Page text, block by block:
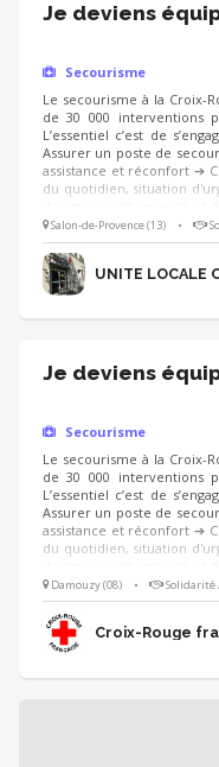
Je deviens
Secourisme
Le secourisme à la Croix-
de 30 000 interventions
L’essentiel c’est de
Assurer un poste de
assistance et réconfort ➔
du quotidien, situation
Salon-de-Provence (13) •
UNITE LOCALE
Je deviens
Secourisme
Le secourisme à la Croix-
de 30 000 interventions
L’essentiel c’est de
Assurer un poste de
assistance et réconfort ➔
du quotidien, situation
Damouzy (08) • Solidarité
Croix-Rouge